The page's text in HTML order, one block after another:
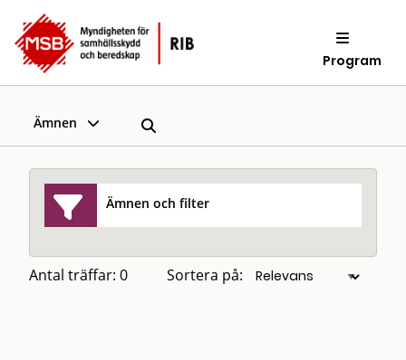
Program
Ämnen
Ämnen och filter
Antal träffar: 0 Sortera på: